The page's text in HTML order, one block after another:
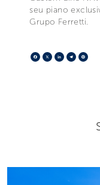
seu piano
Grupo Ferretti.
Facebook
X LinkedIn